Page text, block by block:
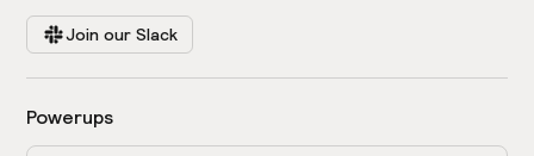
Join our Slack
Powerups